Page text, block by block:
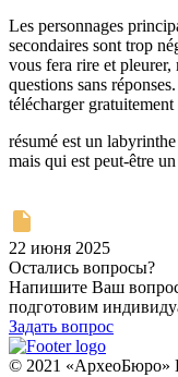
Les personnages
secondaires sont trop
vous fera rire et pleurer,
questions sans
télécharger
résumé est un
mais qui est peut-être
22 июня 2025
Остались вопросы?
Напишите Ваш
подготовим
Задать вопрос
© 2021 «АрхеоБюро»